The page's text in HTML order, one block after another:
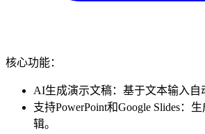
核心功能：
AI生成演示文稿：基于文本输入自
支持PowerPoint和Google Slides：
辑。